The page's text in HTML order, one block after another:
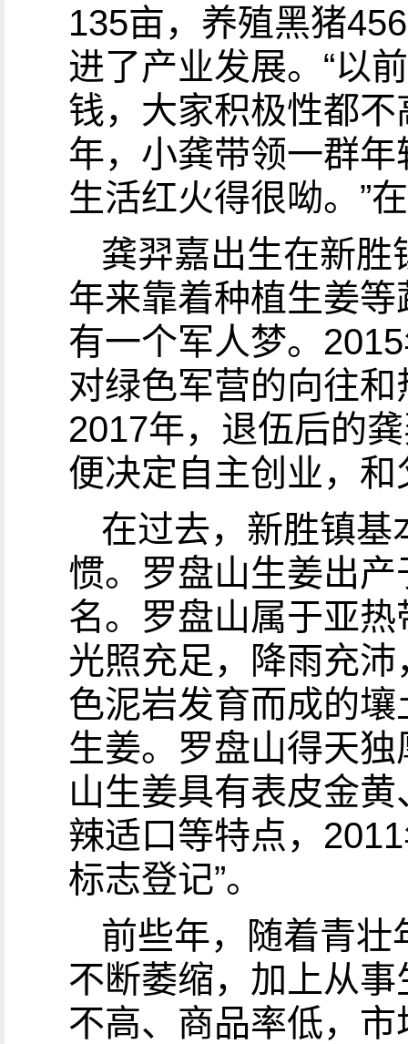
135亩，养殖黑猪
进了产业发展。“以
钱，大家积极性都
年，小龚带领一群
生活红火得很呦。”
龚羿嘉出生在新
年来靠着种植生姜
有一个军人梦。
对绿色军营的向往
2017年，退伍后的
便决定自主创业，
在过去，新胜镇基
惯。罗盘山生姜出
名。罗盘山属于亚
光照充足，降雨充
色泥岩发育而成的
生姜。罗盘山得天
山生姜具有表皮金
辣适口等特点，
标志登记”。
前些年，随着青
不断萎缩，加上从
不高、商品率低，